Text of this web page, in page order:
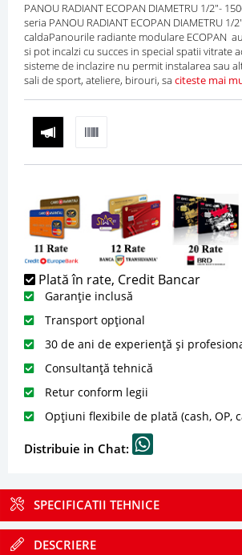
PANOU RADIANT ECOPAN DIAMETRU 1/2"-
seria PANOU RADIANT ECOPAN DIAMETRU 1/
caldaPanourile radiante modulare ECOPAN
si pot incalzi cu succes in special spatii vitrate
sisteme de inclazire nu permit instalarea sau
sali de sport, ateliere, birouri, sa citeste mai
Plată în rate, Credit Bancar
Garanție inclusă
Transport opțional
30 de ani de experiență și
Consultanță tehnică
Retur conform legii
Opțiuni flexibile de plată (cash, OP,
Distribuie in Chat:
SPECIFICATII TEHNICE
DESCRIERE